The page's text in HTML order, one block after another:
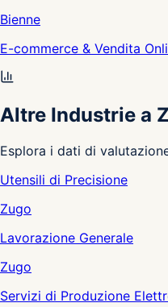
Bienne
E-commerce & Vendita
Altre Industrie a
Esplora i dati di
Utensili di Precisione
Zugo
Lavorazione Generale
Zugo
Servizi di Produzione